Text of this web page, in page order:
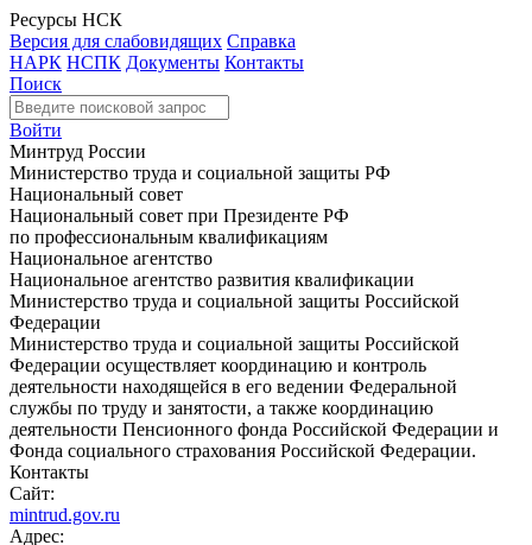
Ресурсы НСК
Версия для слабовидящих Справка
НАРК НСПК Документы Контакты
Поиск
Войти
Минтруд России
Министерство труда и социальной защиты РФ
Национальный совет
Национальный совет при Президенте РФ
по профессиональным квалификациям
Национальное агентство
Национальное агентство развития квалификации
Министерство труда и социальной защиты Российской
Федерации
Министерство труда и социальной защиты Российской
Федерации осуществляет координацию и контроль
деятельности находящейся в его ведении Федеральной
службы по труду и занятости, а также координацию
деятельности Пенсионного фонда Российской Федерации и
Фонда социального страхования Российской Федерации.
Контакты
Сайт:
mintrud.gov.ru
Адрес: